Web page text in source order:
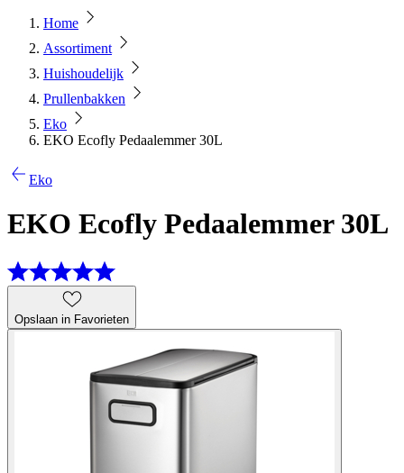
Home
Assortiment
Huishoudelijk
Prullenbakken
Eko
EKO Ecofly Pedaalemmer 30L
Eko
EKO Ecofly Pedaalemmer 30L
Opslaan in Favorieten